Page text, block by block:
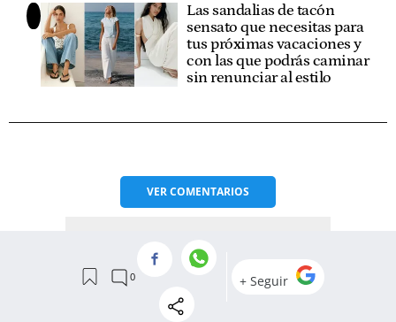
Las sandalias de tacón
sensato que necesitas para
tus próximas vacaciones y
con las que podrás caminar
sin renunciar al estilo
VERCOMENTARIOS